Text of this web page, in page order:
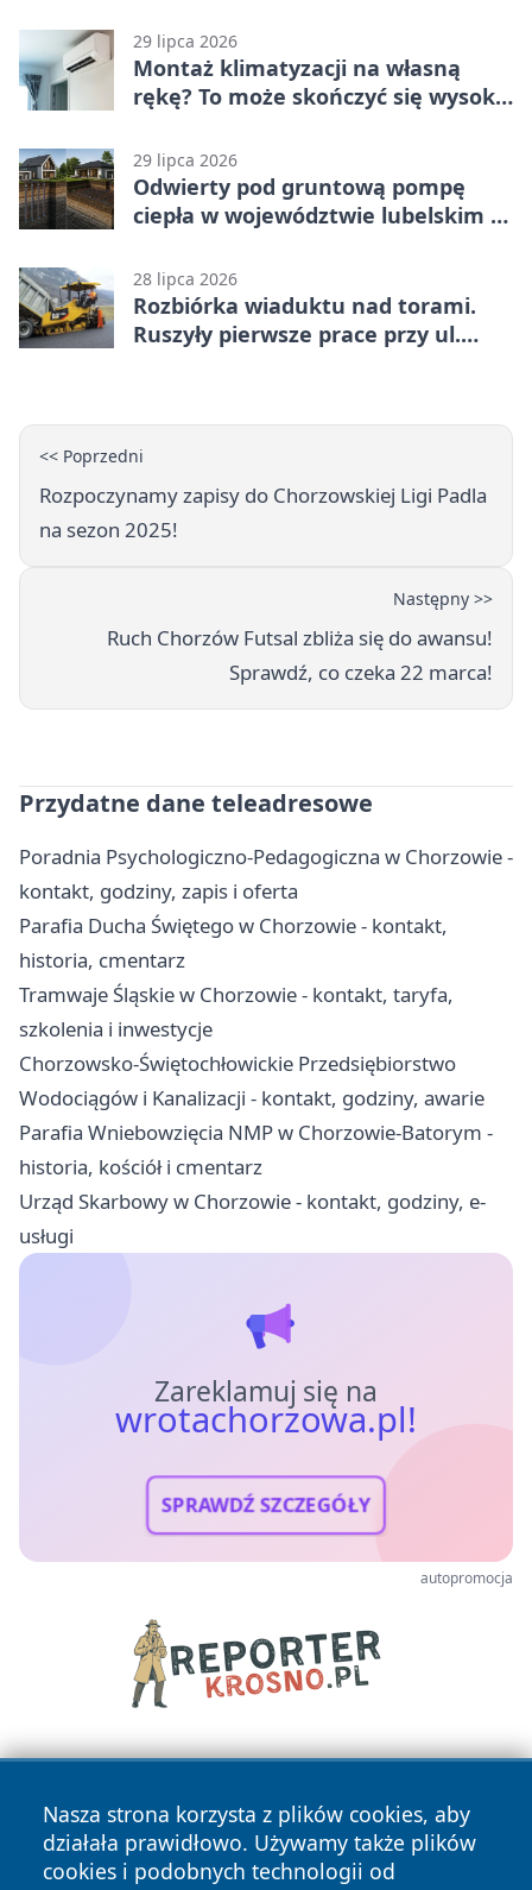
29 lipca 2026
Montaż klimatyzacji na własną
rękę? To może skończyć się wysoką
29 lipca 2026
Odwierty pod gruntową pompę
ciepła w województwie lubelskim -
28 lipca 2026
Rozbiórka wiaduktu nad torami.
Ruszyły pierwsze prace przy ul.
<< Poprzedni
Rozpoczynamy zapisy do Chorzowskiej Ligi Padla
na sezon 2025!
Następny >>
Ruch Chorzów Futsal zbliża się do awansu!
Sprawdź, co czeka 22 marca!
Przydatne dane teleadresowe
Poradnia Psychologiczno-Pedagogiczna w Chorzowie -
kontakt, godziny, zapis i oferta
Parafia Ducha Świętego w Chorzowie - kontakt,
historia, cmentarz
Tramwaje Śląskie w Chorzowie - kontakt, taryfa,
szkolenia i inwestycje
Chorzowsko-Świętochłowickie Przedsiębiorstwo
Wodociągów i Kanalizacji - kontakt, godziny, awarie
Parafia Wniebowzięcia NMP w Chorzowie-Batorym -
historia, kościół i cmentarz
Urząd Skarbowy w Chorzowie - kontakt, godziny, e-
usługi
Zareklamuj się na
wrotachorzowa.pl!
SPRAWDŹ SZCZEGÓŁY
autopromocja
Nasza strona korzysta z plików cookies, aby
działała prawidłowo. Używamy także plików
cookies i podobnych technologii od